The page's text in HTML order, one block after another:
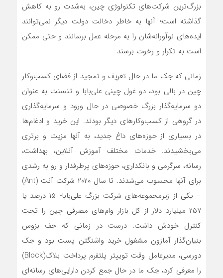
بزرگ‌ترین شرکت‌های تکنولوژی چین، به‌شدت رو به کاهش
گذاشته است؛ آنها به خاطر دخالت دولت دیگر نمی‌توانند
ایده‌های نوآورانه‌شان را به مرحله عمل برسانند و حتی ممکن
است به تکرار و رخوت برسند.
زمانی که جک ما در حال تعریف و تمجید از فضای کسب‌وکار
چین در بالی بود، دو غول چینی علی‌بابا و تنسنت به عنوان
دو سرمایه‌گذار بزرگ خصوصی در حال ورود و سرمایه‌گذاری
در گروهی از کسب‌وکارهای دیگر بودند. این خرید و ادغام‌ها
در بسیاری از حوزه‌های داغ جدید، به آنها مزیت و برتری
می‌بخشیدند. خدمات مختلف آموزش آنلاین، بهداشت،
رسانه، سرگرمی و بانکداری، حوزه‌های پرطرفدار و رو به رشدی
برای آنها محسوب می‌شدند. تا سال ۲۰۲۰ شرکت آنت (Ant)
– یکی از زیرمجموعه‌های شرکت بزرگ علی‌بابا- ۱۵ درصد یا
۲۵۷ میلیارد دلار از کل بازار وام‌های مصرفی چین را تحت
کنترل خودش داشت. درست در زمانی که جف بزوس
بنیان‌گذار آمازون مشغول خرید واشنگتن پست بود و جک
دورسی، مدیرعامل وقت توییتر پلتفرم پرداخت بلاک‌(Block)
را معرفی کرد، جک ما در حال جمع کردن دارایی‌های رسانه‌ای